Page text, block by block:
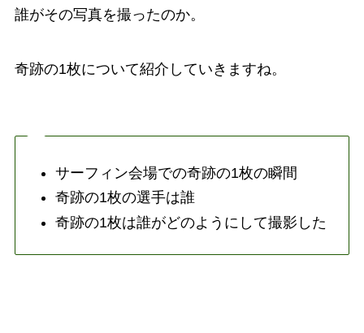
誰がその写真を撮ったのか。
奇跡の1枚について紹介していきますね。
サーフィン会場での奇跡の1枚の瞬間
奇跡の1枚の選手は誰
奇跡の1枚は誰がどのようにして撮影した